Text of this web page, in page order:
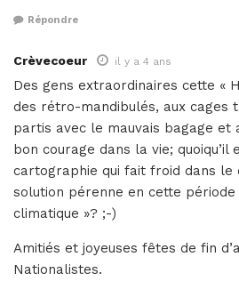
Répondre
Crèvecoeur il y a 4 ans
Des gens extraordinaires cette «
des rétro-mandibulés, aux cages
partis avec le mauvais bagage et
bon courage dans la vie; quoiqu’il
cartographie qui fait froid dans le
solution pérenne en cette
climatique »? ;-)
Amitiés et joyeuses fêtes de fin
Nationalistes.